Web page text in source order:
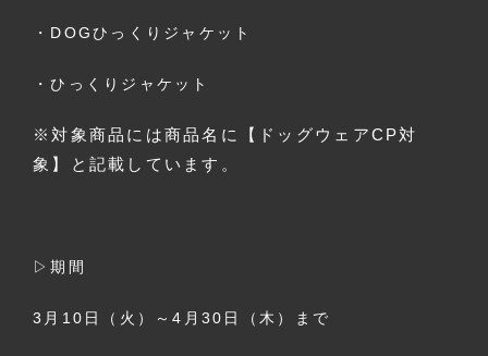
・DOGひっくりジャケット
・ひっくりジャケット
※対象商品には商品名に【ドッグウェアCP対
象】と記載しています。
▷期間
3月10日（火）～4月30日（木）まで